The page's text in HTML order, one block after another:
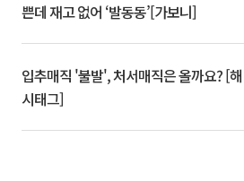
쁜데 재고 없어 ‘발동동’[가보니]
입추매직 '불발', 처서매직은 올까요? [해
시태그]